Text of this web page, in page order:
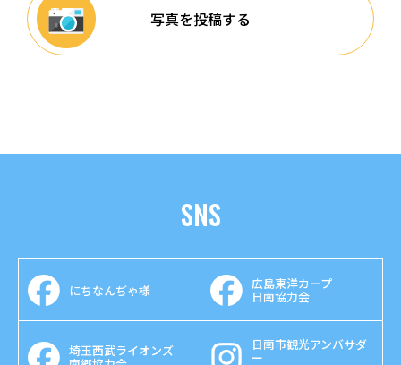
写真を投稿する
SNS
にちなんぢゃ様 広島東洋カープ
日南協力会
埼玉西武ライオンズ 日南市観光アンバサダ
ー